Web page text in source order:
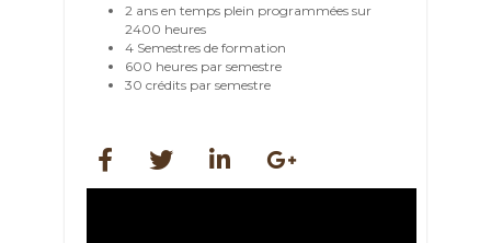
2 ans en temps plein programmées sur
2400 heures
4 Semestres de formation
600 heures par semestre
30 crédits par semestre